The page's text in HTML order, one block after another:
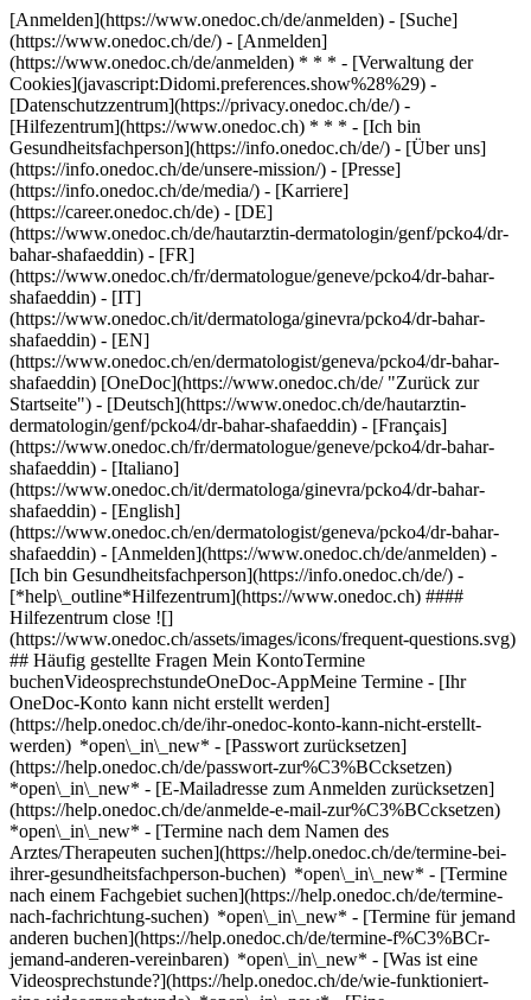
[Anmelden](https://www.onedoc.ch/de/anmelden) - [Suche]
(https://www.onedoc.ch/de/) - [Anmelden]
(https://www.onedoc.ch/de/anmelden) * * * - [Verwaltung der
Cookies](javascript:Didomi.preferences.show%28%29) -
[Datenschutzzentrum](https://privacy.onedoc.ch/de/) -
[Hilfezentrum](https://www.onedoc.ch) * * * - [Ich bin
Gesundheitsfachperson](https://info.onedoc.ch/de/) - [Über uns]
(https://info.onedoc.ch/de/unsere-mission/) - [Presse]
(https://info.onedoc.ch/de/media/) - [Karriere]
(https://career.onedoc.ch/de) - [DE]
(https://www.onedoc.ch/de/hautarztin-dermatologin/genf/pcko4/dr-
bahar-shafaeddin) - [FR]
(https://www.onedoc.ch/fr/dermatologue/geneve/pcko4/dr-bahar-
shafaeddin) - [IT]
(https://www.onedoc.ch/it/dermatologa/ginevra/pcko4/dr-bahar-
shafaeddin) - [EN]
(https://www.onedoc.ch/en/dermatologist/geneva/pcko4/dr-bahar-
shafaeddin) [OneDoc](https://www.onedoc.ch/de/ "Zurück zur
Startseite") - [Deutsch](https://www.onedoc.ch/de/hautarztin-
dermatologin/genf/pcko4/dr-bahar-shafaeddin) - [Français]
(https://www.onedoc.ch/fr/dermatologue/geneve/pcko4/dr-bahar-
shafaeddin) - [Italiano]
(https://www.onedoc.ch/it/dermatologa/ginevra/pcko4/dr-bahar-
shafaeddin) - [English]
(https://www.onedoc.ch/en/dermatologist/geneva/pcko4/dr-bahar-
shafaeddin) - [Anmelden](https://www.onedoc.ch/de/anmelden) -
[Ich bin Gesundheitsfachperson](https://info.onedoc.ch/de/) -
[*help\_outline*Hilfezentrum](https://www.onedoc.ch) ####
Hilfezentrum close ![]
(https://www.onedoc.ch/assets/images/icons/frequent-questions.svg)
## Häufig gestellte Fragen Mein KontoTermine
buchenVideosprechstundeOneDoc-AppMeine Termine - [Ihr
OneDoc-Konto kann nicht erstellt werden]
(https://help.onedoc.ch/de/ihr-onedoc-konto-kann-nicht-erstellt-
werden) *open\_in\_new* - [Passwort zurücksetzen]
(https://help.onedoc.ch/de/passwort-zur%C3%BCcksetzen)
*open\_in\_new* - [E-Mailadresse zum Anmelden zurücksetzen]
(https://help.onedoc.ch/de/anmelde-e-mail-zur%C3%BCcksetzen)
*open\_in\_new* - [Termine nach dem Namen des
Arztes/Therapeuten suchen](https://help.onedoc.ch/de/termine-bei-
ihrer-gesundheitsfachperson-buchen) *open\_in\_new* - [Termine
nach einem Fachgebiet suchen](https://help.onedoc.ch/de/termine-
nach-fachrichtung-suchen) *open\_in\_new* - [Termine für jemand
anderen buchen](https://help.onedoc.ch/de/termine-f%C3%BCr-
jemand-anderen-vereinbaren) *open\_in\_new* - [Was ist eine
Videosprechstunde?](https://help.onedoc.ch/de/wie-funktioniert-